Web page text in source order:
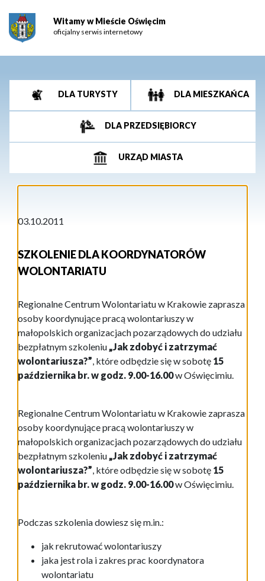
Witamy w Mieście Oświęcim
oficjalny serwis internetowy
DLA TURYSTY DLA MIESZKAŃCA
DLA PRZEDSIĘBIORCY
URZĄD MIASTA
03.10.2011
SZKOLENIE DLA KOORDYNATORÓW
WOLONTARIATU
Regionalne Centrum Wolontariatu w Krakowie zaprasza
osoby koordynujące pracą wolontariuszy w
małopolskich organizacjach pozarządowych do udziału
bezpłatnym szkoleniu„Jak zdobyć i zatrzymać
wolontariusza?”, które odbędzie się w sobotę 15
października br. w godz. 9.00-16.00w Oświęcimiu.
Regionalne Centrum Wolontariatu w Krakowie zaprasza
osoby koordynujące pracą wolontariuszy w
małopolskich organizacjach pozarządowych do udziału
bezpłatnym szkoleniu„Jak zdobyć i zatrzymać
wolontariusza?”, które odbędzie się w sobotę 15
października br. w godz. 9.00-16.00w Oświęcimiu.
Podczas szkolenia dowiesz się m.in.:
jak rekrutować wolontariuszy
jaka jest rola i zakres prac koordynatora
wolontariatu